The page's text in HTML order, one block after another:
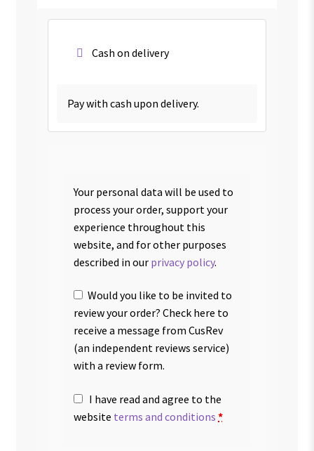
Cash on delivery
Pay with cash upon delivery.
Your personal data will be used to
process your order, support your
experience throughout this
website, and for other purposes
described in our privacy policy.
Would you like to be invited to
review your order? Check here to
receive a message from CusRev
(an independent reviews service)
with a review form.
I have read and agree to the
website terms and conditions *